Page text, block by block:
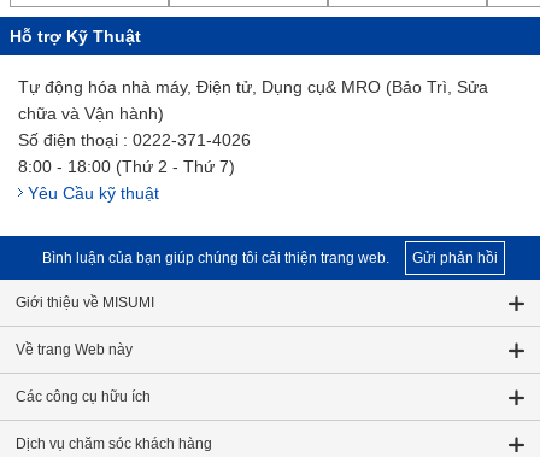
Hỗ trợ Kỹ Thuật
Tự động hóa nhà máy, Điện tử, Dụng cụ& MRO (Bảo Trì, Sửa
chữa và Vận hành)
Số điện thoại : 0222-371-4026
8:00 - 18:00 (Thứ 2 - Thứ 7)
Yêu Cầu kỹ thuật
Bình luận của bạn giúp chúng tôi cải thiện trang web. Gửi phản hồi
Giới thiệu về MISUMI
Về trang Web này
Các công cụ hữu ích
Dịch vụ chăm sóc khách hàng